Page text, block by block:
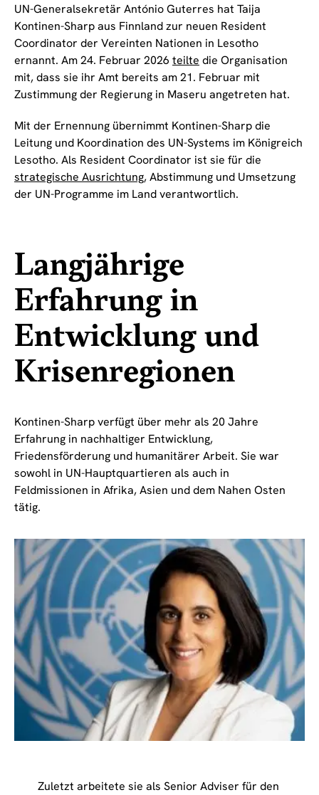
UN-Generalsekretär António Guterres hat Taija
Kontinen-Sharp aus Finnland zur neuen Resident
Coordinator der Vereinten Nationen in Lesotho
ernannt. Am 24. Februar 2026 teilte die Organisation
mit, dass sie ihr Amt bereits am 21. Februar mit
Zustimmung der Regierung in Maseru angetreten hat.
Mit der Ernennung übernimmt Kontinen-Sharp die
Leitung und Koordination des UN-Systems im Königreich
Lesotho. Als Resident Coordinator ist sie für die
strategische Ausrichtung, Abstimmung und Umsetzung
der UN-Programme im Land verantwortlich.
Langjährige
Erfahrung in
Entwicklung und
Krisenregionen
Kontinen-Sharp verfügt über mehr als 20 Jahre
Erfahrung in nachhaltiger Entwicklung,
Friedensförderung und humanitärer Arbeit. Sie war
sowohl in UN-Hauptquartieren als auch in
Feldmissionen in Afrika, Asien und dem Nahen Osten
tätig.
Zuletzt arbeitete sie als Senior Adviser für den